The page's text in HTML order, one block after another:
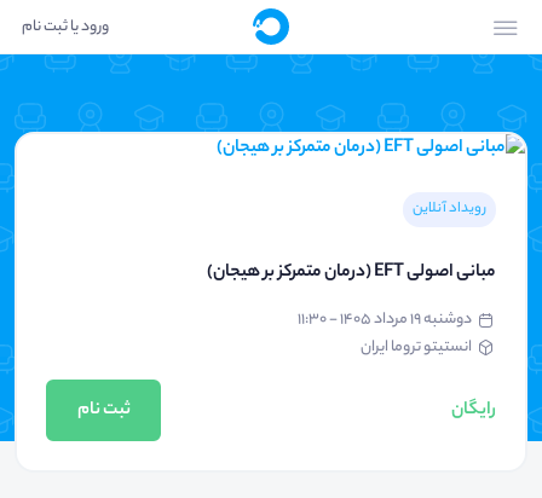
ورود یا ثبت نام
رویداد آنلاین
مبانی اصولی EFT (درمان متمرکز بر هیجان)
دوشنبه ۱۹ مرداد ۱۴۰۵ - ۱۱:۳۰
انستیتو تروما ایران
رایگان ثبت نام